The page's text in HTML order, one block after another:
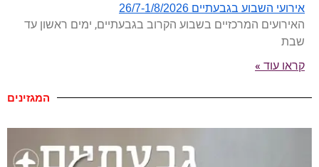
אירועי השבוע בגבעתיים 26/7-1/8/2026
האירועים המרכזיים בשבוע הקרוב בגבעתיים, ימים ראשון עד
שבת
קראו עוד »
המגזינים